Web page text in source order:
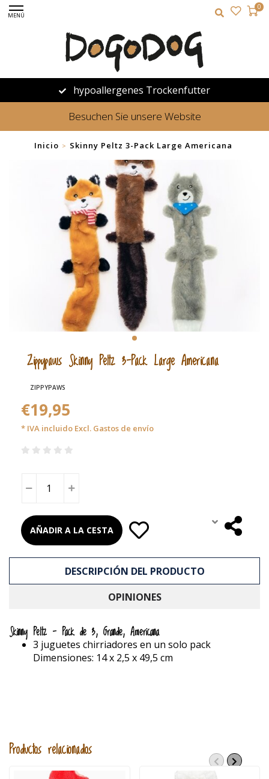
MENÚ
0
hypoallergenes Trockenfutter
Besuchen Sie unsere Website
Inicio > Skinny Peltz 3-Pack Large Americana
Zippypaws Skinny Peltz 3-Pack Large Americana
ZIPPYPAWS
€19,95
* IVA incluido Excl. Gastos de envío
AÑADIR A LA CESTA
DESCRIPCIÓN DEL PRODUCTO
OPINIONES
Skinny Peltz - Pack de 3, Grande, Americana
3 juguetes chirriadores en un solo pack
Dimensiones: 14 x 2,5 x 49,5 cm
Productos relacionados